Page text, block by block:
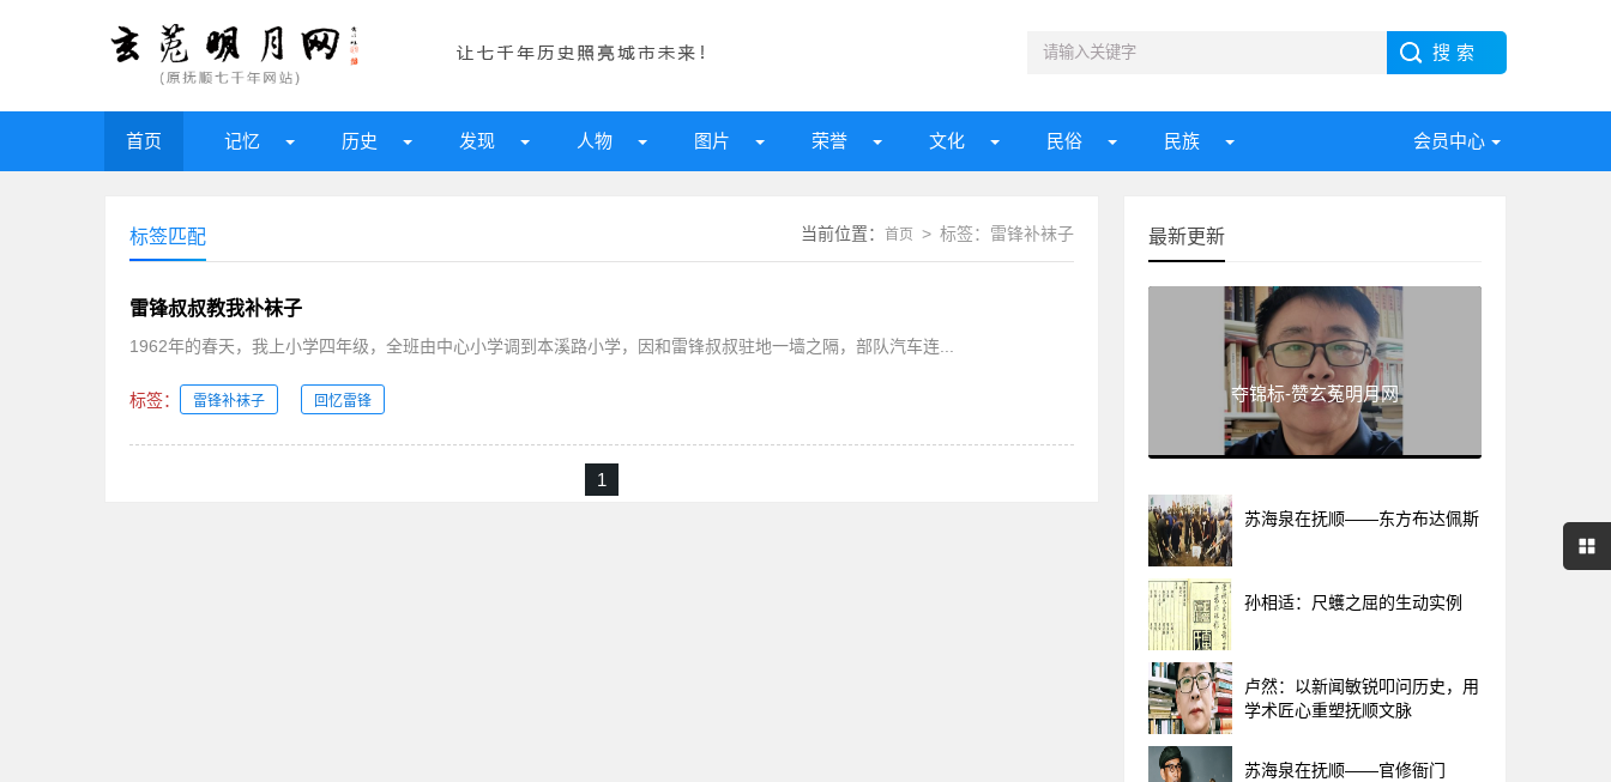
首页 记忆 历史 发现 人物 图片 荣誉 文化 民俗 民族 会员中心
当前位置： 首页 > 标签：雷锋补袜子
标签匹配
雷锋叔叔教我补袜子
1962年的春天，我上小学四年级，全班由中心小学调到本溪路小学，因和雷锋叔叔驻地一墙之隔，部队汽车连...
标签： 雷锋补袜子 回忆雷锋
1
最新更新
夺锦标-赞玄菟明月网
苏海泉在抚顺——东方布达佩斯
孙相适：尺蠖之屈的生动实例
卢然：以新闻敏锐叩问历史，用
学术匠心重塑抚顺文脉
苏海泉在抚顺——官修衙门